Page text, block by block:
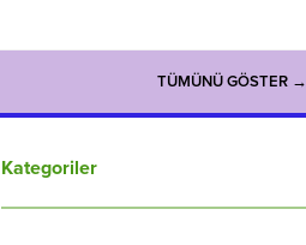
TÜMÜNÜ GÖSTER →
Kategoriler